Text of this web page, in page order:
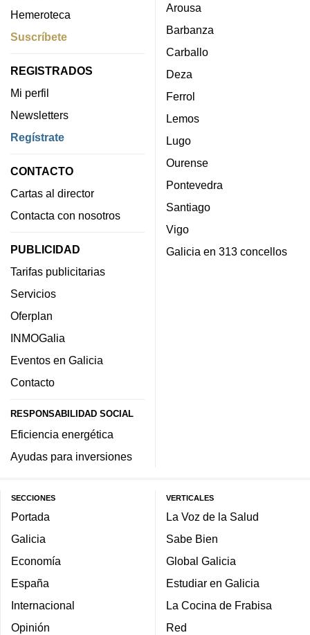
Hemeroteca
Suscríbete
REGISTRADOS
Mi perfil
Newsletters
Regístrate
CONTACTO
Cartas al director
Contacta con nosotros
PUBLICIDAD
Tarifas publicitarias
Servicios
Oferplan
INMOGalia
Eventos en Galicia
Contacto
RESPONSABILIDAD SOCIAL
Eficiencia energética
Ayudas para inversiones
Arousa
Barbanza
Carballo
Deza
Ferrol
Lemos
Lugo
Ourense
Pontevedra
Santiago
Vigo
Galicia en 313 concellos
SECCIONES
Portada
Galicia
Economía
España
Internacional
Opinión
VERTICALES
La Voz de la Salud
Sabe Bien
Global Galicia
Estudiar en Galicia
La Cocina de Frabisa
Red